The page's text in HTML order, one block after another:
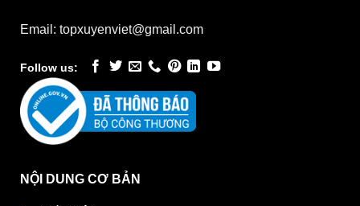
Email: topxuyenviet@gmail.com
Follow us:
NỘI DUNG CƠ BẢN